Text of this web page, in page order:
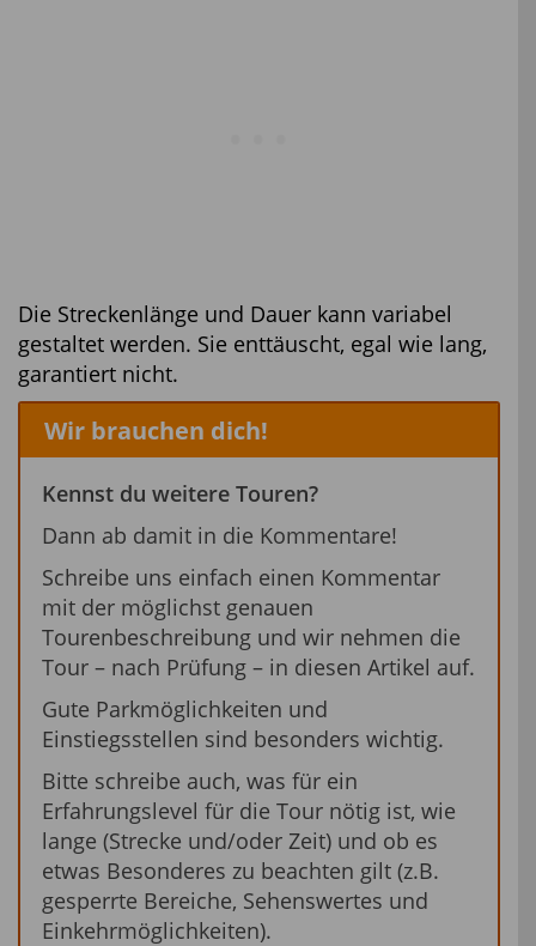
Die Streckenlänge und Dauer kann variabel
gestaltet werden. Sie enttäuscht, egal wie lang,
garantiert nicht.
Wir brauchen dich!
Kennst du weitere Touren?
Dann ab damit in die Kommentare!
Schreibe uns einfach einen Kommentar
mit der möglichst genauen
Tourenbeschreibung und wir nehmen die
Tour – nach Prüfung – in diesen Artikel auf.
Gute Parkmöglichkeiten und
Einstiegsstellen sind besonders wichtig.
Bitte schreibe auch, was für ein
Erfahrungslevel für die Tour nötig ist, wie
lange (Strecke und/oder Zeit) und ob es
etwas Besonderes zu beachten gilt (z.B.
gesperrte Bereiche, Sehenswertes und
Einkehrmöglichkeiten).